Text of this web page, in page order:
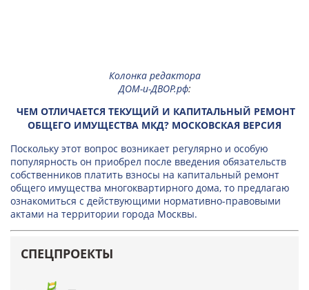
Колонка редактора
ДОМ-и-ДВОР.рф:
ЧЕМ ОТЛИЧАЕТСЯ ТЕКУЩИЙ И КАПИТАЛЬНЫЙ РЕМОНТ
ОБЩЕГО ИМУЩЕСТВА МКД? МОСКОВСКАЯ ВЕРСИЯ
Поскольку этот вопрос возникает регулярно и особую
популярность он приобрел после введения обязательств
собственников платить взносы на капитальный ремонт
общего имущества многоквартирного дома, то предлагаю
ознакомиться с действующими нормативно-правовыми
актами на территории города Москвы.
СПЕЦПРОЕКТЫ